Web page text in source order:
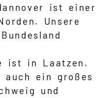
ist einer
Unsere
ist in Laatzen.
auch ein großes
und